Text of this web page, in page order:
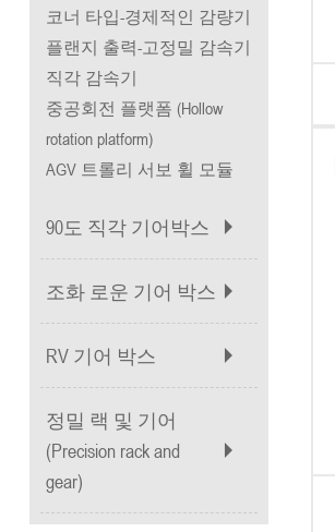
코너 타입-경제적인 감량기
플랜지 출력-고정밀 감속기
직각 감속기
중공회전 플랫폼 (Hollow
rotation platform)
AGV 트롤리 서보 휠 모듈
90도 직각 기어박스
조화 로운 기어 박스
RV 기어 박스
정밀 랙 및 기어
(Precision rack and
gear)